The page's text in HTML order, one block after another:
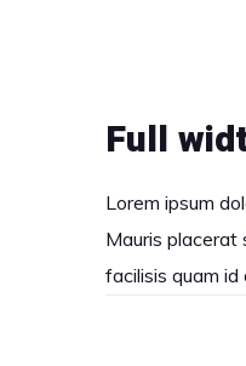
Full
Lorem ipsum
Mauris placerat
facilisis quam